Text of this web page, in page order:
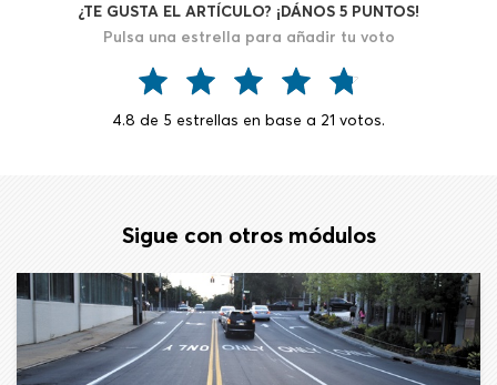
¿TE GUSTA EL ARTÍCULO? ¡DÁNOS 5 PUNTOS!
Pulsa una estrella para añadir tu voto
4.8 de 5 estrellas en base a 21 votos.
Sigue con otros módulos